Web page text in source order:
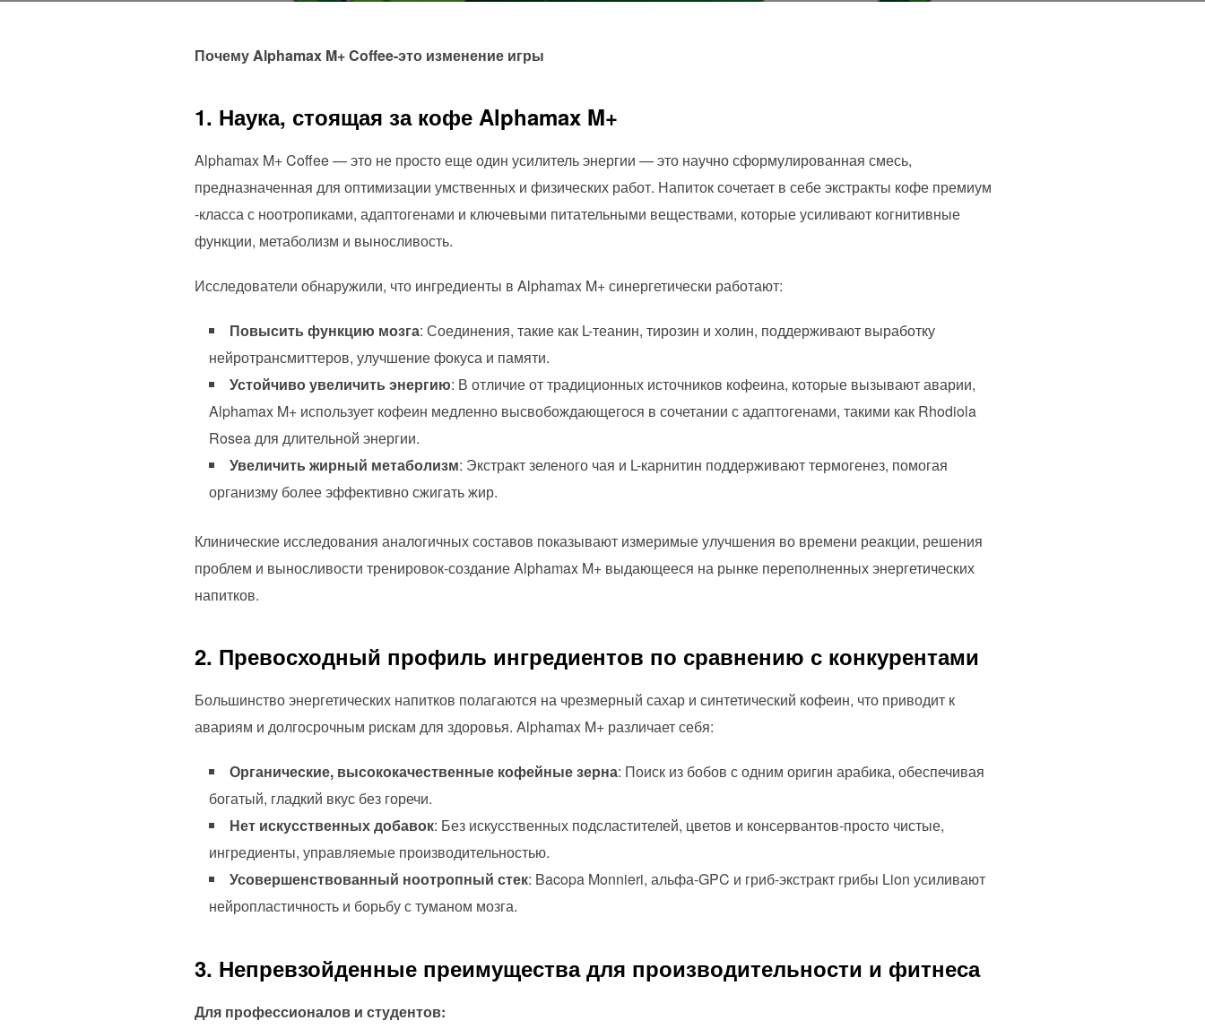
Почему Alphamax M+ Coffee-это изменение игры
1. Наука, стоящая за кофе Alphamax M+
Alphamax M+ Coffee — это не просто еще один усилитель энергии — это научно сформулированная смесь,
предназначенная для оптимизации умственных и физических работ. Напиток сочетает в себе экстракты кофе премиум
-класса с ноотропиками, адаптогенами и ключевыми питательными веществами, которые усиливают когнитивные
функции, метаболизм и выносливость.
Исследователи обнаружили, что ингредиенты в Alphamax M+ синергетически работают:
Повысить функцию мозга: Соединения, такие как L-теанин, тирозин и холин, поддерживают выработку
нейротрансмиттеров, улучшение фокуса и памяти.
Устойчиво увеличить энергию: В отличие от традиционных источников кофеина, которые вызывают аварии,
Alphamax M+ использует кофеин медленно высвобождающегося в сочетании с адаптогенами, такими как Rhodiola
Rosea для длительной энергии.
Увеличить жирный метаболизм: Экстракт зеленого чая и L-карнитин поддерживают термогенез, помогая
организму более эффективно сжигать жир.
Клинические исследования аналогичных составов показывают измеримые улучшения во времени реакции, решения
проблем и выносливости тренировок-создание Alphamax M+ выдающееся на рынке переполненных энергетических
напитков.
2. Превосходный профиль ингредиентов по сравнению с конкурентами
Большинство энергетических напитков полагаются на чрезмерный сахар и синтетический кофеин, что приводит к
авариям и долгосрочным рискам для здоровья. Alphamax M+ различает себя:
Органические, высококачественные кофейные зерна: Поиск из бобов с одним оригин арабика, обеспечивая
богатый, гладкий вкус без горечи.
Нет искусственных добавок: Без искусственных подсластителей, цветов и консервантов-просто чистые,
ингредиенты, управляемые производительностью.
Усовершенствованный ноотропный стек: Bacopa Monnieri, альфа-GPC и гриб-экстракт грибы Lion усиливают
нейропластичность и борьбу с туманом мозга.
3. Непревзойденные преимущества для производительности и фитнеса
Для профессионалов и студентов: